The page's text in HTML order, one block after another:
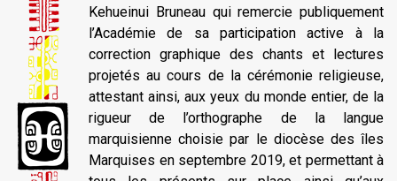
Kehueinui Bruneau qui remercie publiquement
l’Académie de sa participation active à la
correction graphique des chants et lectures
projetés au cours de la cérémonie religieuse,
attestant ainsi, aux yeux du monde entier, de la
rigueur de l’orthographe de la langue
marquisienne choisie par le diocèse des îles
Marquises en septembre 2019, et permettant à